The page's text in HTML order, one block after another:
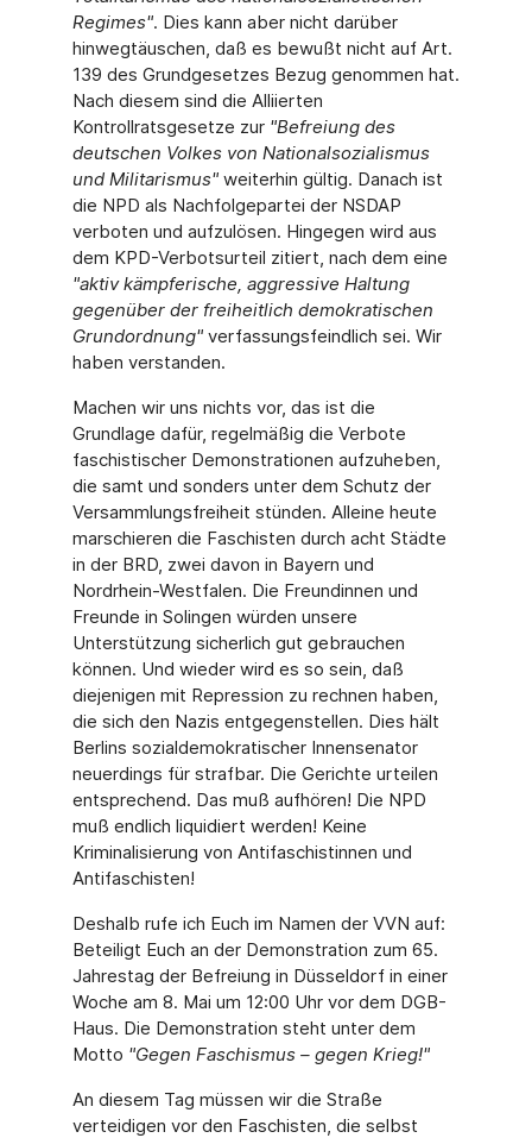
Regimes". Dies kann aber nicht darüber
hinwegtäuschen, daß es bewußt nicht auf Art.
139 des Grundgesetzes Bezug genommen hat.
Nach diesem sind die Alliierten
Kontrollratsgesetze zur "Befreiung des
deutschen Volkes von Nationalsozialismus
und Militarismus"weiterhin gültig. Danach ist
die NPD als Nachfolgepartei der NSDAP
verboten und aufzulösen. Hingegen wird aus
dem KPD-Verbotsurteil zitiert, nach dem eine
"aktiv kämpferische, aggressive Haltung
gegenüber der freiheitlich demokratischen
Grundordnung"verfassungsfeindlich sei. Wir
haben verstanden.
Machen wir uns nichts vor, das ist die
Grundlage dafür, regelmäßig die Verbote
faschistischer Demonstrationen aufzuheben,
die samt und sonders unter dem Schutz der
Versammlungsfreiheit stünden. Alleine heute
marschieren die Faschisten durch acht Städte
in der BRD, zwei davon in Bayern und
Nordrhein-Westfalen. Die Freundinnen und
Freunde in Solingen würden unsere
Unterstützung sicherlich gut gebrauchen
können. Und wieder wird es so sein, daß
diejenigen mit Repression zu rechnen haben,
die sich den Nazis entgegenstellen. Dies hält
Berlins sozialdemokratischer Innensenator
neuerdings für strafbar. Die Gerichte urteilen
entsprechend. Das muß aufhören! Die NPD
muß endlich liquidiert werden! Keine
Kriminalisierung von Antifaschistinnen und
Antifaschisten!
Deshalb rufe ich Euch im Namen der VVN auf:
Beteiligt Euch an der Demonstration zum 65.
Jahrestag der Befreiung in Düsseldorf in einer
Woche am 8. Mai um 12:00 Uhr vor dem DGB-
Haus. Die Demonstration steht unter dem
Motto "Gegen Faschismus – gegen Krieg!"
An diesem Tag müssen wir die Straße
verteidigen vor den Faschisten, die selbst